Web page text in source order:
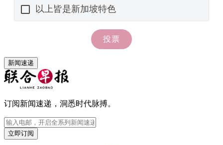
新闻速递
订阅新闻速递，洞悉时代脉搏。
立即订阅